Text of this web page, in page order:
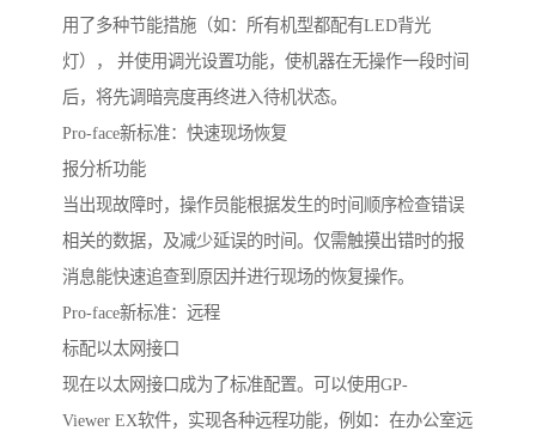
用了多种节能措施（如：所有机型都配有LED背光
灯）， 并使用调光设置功能，使机器在无操作一段时间
后，将先调暗亮度再终进入待机状态。
Pro-face新标准：快速现场恢复
报分析功能
当出现故障时，操作员能根据发生的时间顺序检查错误
相关的数据，及减少延误的时间。仅需触摸出错时的报
消息能快速追查到原因并进行现场的恢复操作。
Pro-face新标准：远程
标配以太网接口
现在以太网接口成为了标准配置。可以使用GP-
Viewer EX软件，实现各种远程功能，例如：在办公室远